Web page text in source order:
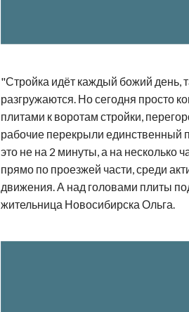
"Стройка идёт каждый божий день,
разгружаются. Но сегодня просто
плитами к воротам стройки,
рабочие перекрыли единственный
это не на 2 минуты, а на несколько
прямо по проезжей части, среди
движения. А над головами плиты
жительница Новосибирска Ольга.